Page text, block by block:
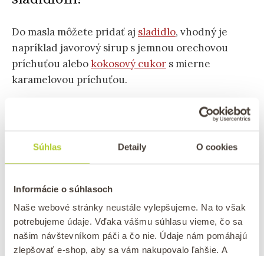
Súhlas Detaily O cookies
Informácie o súhlasoch
Naše webové stránky neustále vylepšujeme. Na to však
potrebujeme údaje. Vďaka vášmu súhlasu vieme, čo sa
našim návštevníkom páči a čo nie. Údaje nám pomáhajú
zlepšovať e-shop, aby sa vám nakupovalo ľahšie. A
Do masla môžete pridať aj sladidlo, vhodný je
napríklad javorový sirup s jemnou orechovou
príchuťou alebokokosový cukor s mierne
karamelovou príchuťou.
Postup výroby je veľmi jednoduchý. Do mixéra
polievkové lyžice kokosového oleja a lyžičku
vanilkového extraktu.